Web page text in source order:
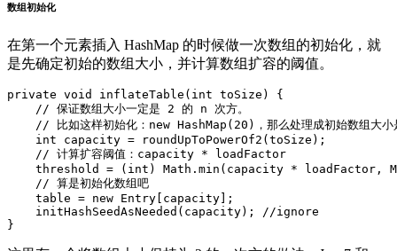
数组初始化
在第一个元素插入 HashMap 的时候做一次数组的初始化，就
是先确定初始的数组大小，并计算数组扩容的阈值。
private void inflateTable ( int toSize )
{
// 保证数组大小一定是 2 的 n 次方。
//
比如这样初始化 ： new HashMap ( 20 ) ， 那么处理成初始数组大小
int
capacity = roundUpToPowerOf2 ( toSize );
// 计算扩容阈值 ： capacity *
loadFactor
threshold
= ( int ) Math . min ( capacity * loadFactor ,
// 算是初始化数组吧
table = new Entry capacity
;
initHashSeedAsNeeded ( capacity); //ignore
}